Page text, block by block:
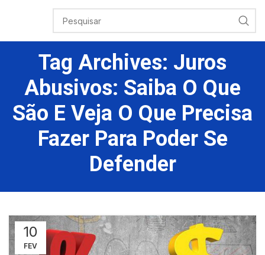
Tag Archives: Juros
Abusivos: Saiba O Que
São E Veja O Que Precisa
Fazer Para Poder Se
Defender
10
FEV